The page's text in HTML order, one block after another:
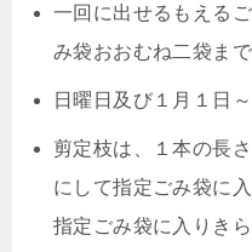
一回に出せるもえる
み袋おおむね二袋まで
日曜日及び１月１日
剪定枝は、１本の長
にして指定ごみ袋に
指定ごみ袋に入りき